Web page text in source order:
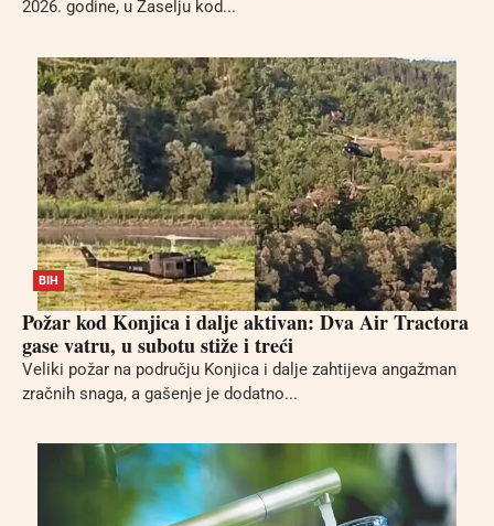
2026. godine, u Zaselju kod...
BIH
Požar kod Konjica i dalje aktivan: Dva Air Tractora
gase vatru, u subotu stiže i treći
Veliki požar na području Konjica i dalje zahtijeva angažman
zračnih snaga, a gašenje je dodatno...